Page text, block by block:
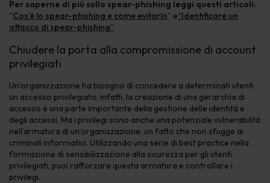
Per saperne di più sullo spear-phishing leggi questi articoli:
“Cos’è lo spear-phishing e come evitarlo” e“Identificare un
attacco di spear-phishing”.
Chiudere la porta alla compromissione di account
privilegiati
Un’organizzazione ha bisogno di concedere a determinati utenti
un accesso privilegiato; infatti, la creazione di una gerarchia di
accesso è una parte importante della gestione delle identità e
degli accessi. Ma i privilegi sono anche una potenziale vulnerabilità
nell’armatura di un’organizzazione, un fatto che non sfugge ai
criminali informatici. Utilizzando una serie di best practice nella
formazione di sensibilizzazione alla sicurezza per gli utenti
privilegiati, puoi rafforzare questa armatura e controllare i
privilegi.